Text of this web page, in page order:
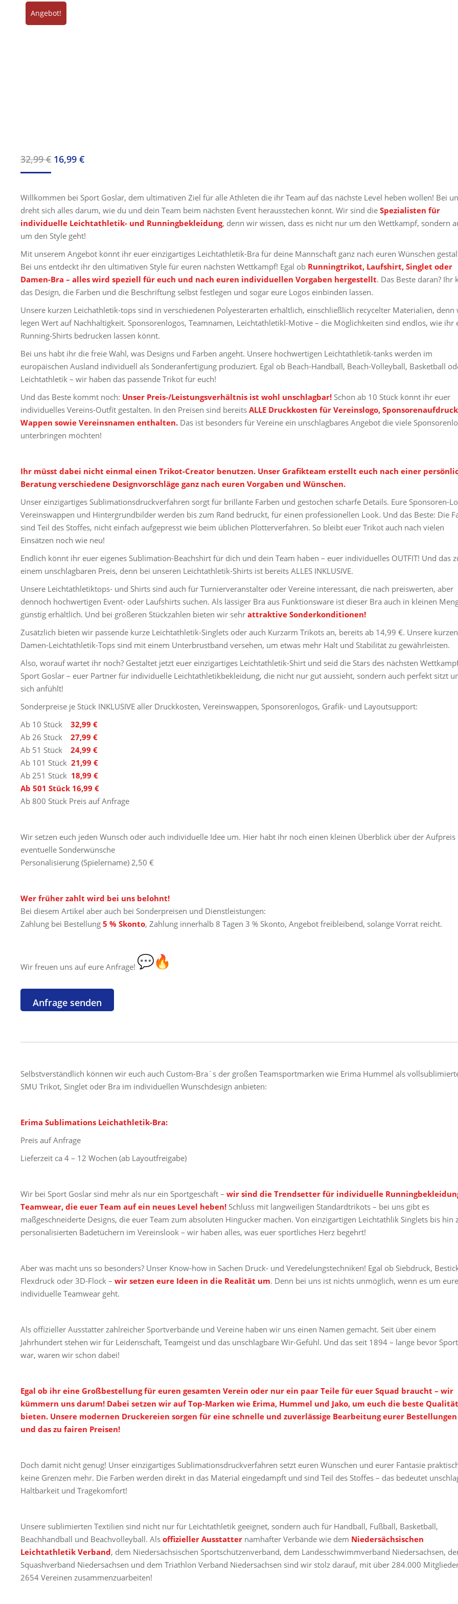
Angebot!
32,99€ Ursprünglicher
32,99 €
16,99 €Aktueller
16,99 €.
Willkommen bei Sport Goslar, dem ultimativen Ziel für alle Athleten die ihr Team auf das nächste Level heben wollen! Bei
dreht sich alles darum, wie du und dein Team beim nächsten Event herausstechen könnt. Wir sind die Spezialisten für
individuelle Leichtathletik- und Runningbekleidung, denn wir wissen, dass es nicht nur um den Wettkampf, sondern
um den Style geht!
Mit unserem Angebot könnt ihr euer einzigartiges Leichtathletik-Bra für deine Mannschaft ganz nach euren Wünschen
Bei uns entdeckt ihr den ultimativen Style für euren nächsten Wettkampf! Egal ob Runningtrikot, Laufshirt, Singlet oder
Damen-Bra – alles wird speziell für euch und nach euren individuellen Vorgaben hergestellt. Das Beste daran? Ihr
das Design, die Farben und die Beschriftung selbst festlegen und sogar eure Logos einbinden lassen.
Unsere kurzen Leichathletik-tops sind in verschiedenen Polyesterarten erhältlich, einschließlich recycelter Materialien, denn
legen Wert auf Nachhaltigkeit. Sponsorenlogos, Teamnamen, Leichtathletikl-Motive – die Möglichkeiten sind endlos, wie ihr
Running-Shirts bedrucken lassen könnt.
Bei uns habt ihr die freie Wahl, was Designs und Farben angeht. Unsere hochwertigen Leichtathletik-tanks werden im
europäischen Ausland individuell als Sonderanfertigung produziert. Egal ob Beach-Handball, Beach-Volleyball, Basketball
Leichtathletik – wir haben das passende Trikot für euch!
Und das Beste kommt noch: Unser Preis-/Leistungsverhältnis ist wohl unschlagbar! Schon ab 10 Stück könnt ihr euer
individuelles Vereins-Outfit gestalten. In den Preisen sind bereits ALLE Druckkosten für Vereinslogo,
Wappen sowie Vereinsnamen enthalten. Das ist besonders für Vereine ein unschlagbares Angebot die viele
unterbringen möchten!
Ihr müsst dabei nicht einmal einen Trikot-Creator benutzen. Unser Grafikteam erstellt euch nach einer
Beratung verschiedene Designvorschläge ganz nach euren Vorgaben und Wünschen.
Unser einzigartiges Sublimationsdruckverfahren sorgt für brillante Farben und gestochen scharfe Details. Eure Sponsoren-
Vereinswappen und Hintergrundbilder werden bis zum Rand bedruckt, für einen professionellen Look. Und das Beste: Die
sind Teil des Stoffes, nicht einfach aufgepresst wie beim üblichen Plotterverfahren. So bleibt euer Trikot auch nach vielen
Einsätzen noch wie neu!
Endlich könnt ihr euer eigenes Sublimation-Beachshirt für dich und dein Team haben – euer individuelles OUTFIT! Und das
einem unschlagbaren Preis, denn bei unseren Leichtathletik-Shirts ist bereits ALLES INKLUSIVE.
Unsere Leichtathletiktops- und Shirts sind auch für Turnierveranstalter oder Vereine interessant, die nach preiswerten, aber
dennoch hochwertigen Event- oder Laufshirts suchen. Als lässiger Bra aus Funktionsware ist dieser Bra auch in kleinen
günstig erhältlich. Und bei größeren Stückzahlen bieten wir sehr attraktive Sonderkonditionen!
Zusätzlich bieten wir passende kurze Leichtathletik-Singlets oder auch Kurzarm Trikots an, bereits ab 14,99 €. Unsere kurzen
Damen-Leichtathletik-Tops sind mit einem Unterbrustband versehen, um etwas mehr Halt und Stabilität zu gewährleisten.
Also, worauf wartet ihr noch? Gestaltet jetzt euer einzigartiges Leichtathletik-Shirt und seid die Stars des nächsten
Sport Goslar – euer Partner für individuelle Leichtathletikbekleidung, die nicht nur gut aussieht, sondern auch perfekt sitzt
sich anfühlt!
Sonderpreise je Stück INKLUSIVE aller Druckkosten, Vereinswappen, Sponsorenlogos, Grafik- und Layoutsupport:
Ab 10 Stück 32,99 €
Ab 26 Stück 27,99 €
Ab 51 Stück 24,99 €
Ab 101 Stück 21,99 €
Ab 251 Stück 18,99 €
Ab 501 Stück 16,99 €
Ab 800 Stück Preis auf Anfrage
Wir setzen euch jeden Wunsch oder auch individuelle Idee um. Hier habt ihr noch einen kleinen Überblick über der
eventuelle Sonderwünsche
Personalisierung (Spielername) 2,50 €
Wer früher zahlt wird bei uns belohnt!
Bei diesem Artikel aber auch bei Sonderpreisen und Dienstleistungen:
Zahlung bei Bestellung 5 % Skonto, Zahlung innerhalb 8 Tagen 3 % Skonto, Angebot freibleibend, solange Vorrat reicht.
Wir freuen uns auf eure Anfrage!
Selbstverständlich können wir euch auch Custom-Bra´s der großen Teamsportmarken wie Erima Hummel als
SMU Trikot, Singlet oder Bra im individuellen Wunschdesign anbieten:
Erima Sublimations Leichathletik-Bra:
Preis auf Anfrage
Lieferzeit ca 4 – 12 Wochen (ab Layoutfreigabe)
Wir bei Sport Goslar sind mehr als nur ein Sportgeschäft – wir sind die Trendsetter für individuelle
Teamwear, die euer Team auf ein neues Level heben! Schluss mit langweiligen Standardtrikots – bei uns gibt es
maßgeschneiderte Designs, die euer Team zum absoluten Hingucker machen. Von einzigartigen Leichtathlik Singlets bis hin
personalisierten Badetüchern im Vereinslook – wir haben alles, was euer sportliches Herz begehrt!
Aber was macht uns so besonders? Unser Know-how in Sachen Druck- und Veredelungstechniken! Egal ob Siebdruck,
Flexdruck oder 3D-Flock – wir setzen eure Ideen in die Realität um. Denn bei uns ist nichts unmöglich, wenn es um eure
individuelle Teamwear geht.
Als offizieller Ausstatter zahlreicher Sportverbände und Vereine haben wir uns einen Namen gemacht. Seit über einem
Jahrhundert stehen wir für Leidenschaft, Teamgeist und das unschlagbare Wir-Gefühl. Und das seit 1894 – lange bevor
war, waren wir schon dabei!
Egal ob ihr eine Großbestellung für euren gesamten Verein oder nur ein paar Teile für euer Squad braucht – wir
kümmern uns darum! Dabei setzen wir auf Top-Marken wie Erima, Hummel und Jako, um euch die beste
bieten. Unsere modernen Druckereien sorgen für eine schnelle und zuverlässige Bearbeitung eurer Bestellungen
und das zu fairen Preisen!
Doch damit nicht genug! Unser einzigartiges Sublimationsdruckverfahren setzt euren Wünschen und eurer Fantasie
keine Grenzen mehr. Die Farben werden direkt in das Material eingedampft und sind Teil des Stoffes – das bedeutet
Haltbarkeit und Tragekomfort!
Unsere sublimierten Textilien sind nicht nur für Leichtathletik geeignet, sondern auch für Handball, Fußball, Basketball,
Beachhandball und Beachvolleyball. Als offizieller Ausstatter namhafter Verbände wie dem Niedersächsischen
Leichtathletik Verband, dem Niedersächsischen Sportschützenverband, dem Landesschwimmverband Niedersachsen,
Squashverband Niedersachsen und dem Triathlon Verband Niedersachsen sind wir stolz darauf, mit über 284.000
2654 Vereinen zusammenzuarbeiten!